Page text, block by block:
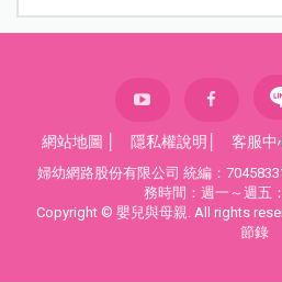
網站地圖 隱私權說明 客服中
婦幼網路股份有限公司 統編：
務時間：週一～週五
Copyright © 嬰兒與母親. All rights
節錄